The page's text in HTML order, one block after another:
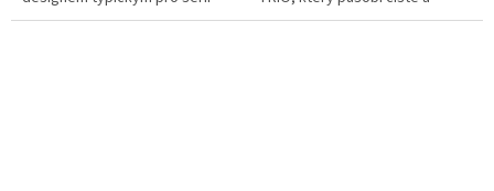
TRIO. Elegantní vzhled v
autenticky. Korunka typu killer